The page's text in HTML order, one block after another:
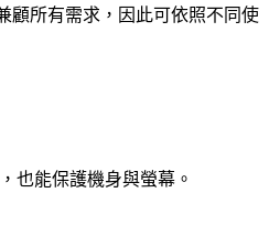
顧所有需求，因此可依照不同使
也能保護機身與螢幕。